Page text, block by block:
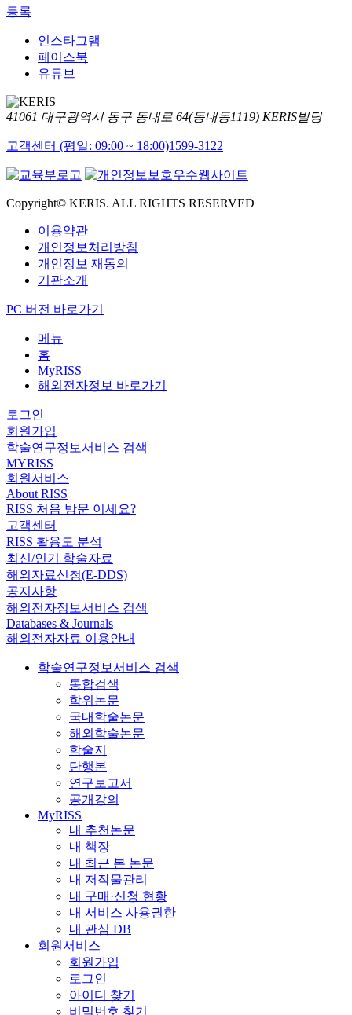
등록
인스타그램
페이스북
유튜브
41061 대구광역시 동구 동내로 64(동내동1119) KERIS빌딩
고객센터 (평일: 09:00 ~ 18:00)1599-3122
Copyright© KERIS. ALL RIGHTS RESERVED
이용약관
개인정보처리방침
개인정보 재동의
기관소개
PC 버전 바로가기
메뉴
홈
MyRISS
해외전자정보 바로가기
로그인
회원가입
학술연구정보서비스 검색
MYRISS
회원서비스
About RISS
RISS 처음 방문 이세요?
고객센터
RISS 활용도 분석
최신/인기 학술자료
해외자료신청(E-DDS)
공지사항
해외전자정보서비스 검색
Databases & Journals
해외전자자료 이용안내
학술연구정보서비스 검색
통합검색
학위논문
국내학술논문
해외학술논문
학술지
단행본
연구보고서
공개강의
MyRISS
내 추천논문
내 책장
내 최근 본 논문
내 저작물관리
내 구매·신청 현황
내 서비스 사용권한
내 관심 DB
회원서비스
회원가입
로그인
아이디 찾기
비밀번호 찾기